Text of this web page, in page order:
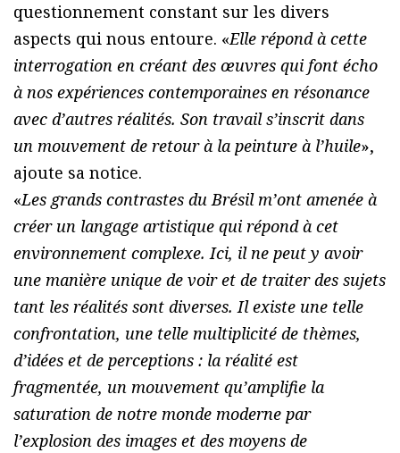
questionnement constant sur les divers
aspects qui nous entoure. «Elle répond à cette
interrogation en créant des œuvres qui font écho
à nos expériences contemporaines en résonance
avec d’autres réalités. Son travail s’inscrit dans
un mouvement de retour à la peinture à l’huile»,
ajoute sa notice.
«Les grands contrastes du Brésil m’ont amenée à
créer un langage artistique qui répond à cet
environnement complexe. Ici, il ne peut y avoir
une manière unique de voir et de traiter des sujets
tant les réalités sont diverses. Il existe une telle
confrontation, une telle multiplicité de thèmes,
d’idées et de perceptions : la réalité est
fragmentée, un mouvement qu’amplifie la
saturation de notre monde moderne par
l’explosion des images et des moyens de